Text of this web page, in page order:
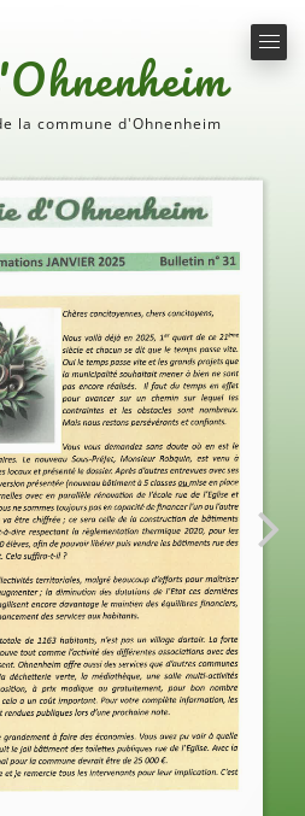
la commune d'Ohnenheim